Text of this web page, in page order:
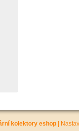
kolektory eshop